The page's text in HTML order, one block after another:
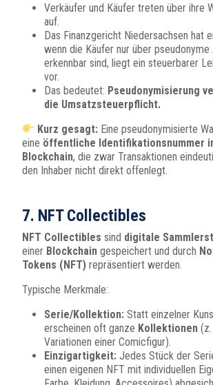
Verkäufer und Käufer treten über ihre
auf.
Das Finanzgericht Niedersachsen hat
wenn die Käufer nur über pseudonyme
erkennbar sind, liegt ein steuerbarer
vor.
Das bedeutet: Pseudonymisierung
die Umsatzsteuerpflicht.
Kurz gesagt: Eine pseudonymisierte
eine öffentliche Identifikationsnummer
Blockchain, die zwar Transaktionen
den Inhaber nicht direkt offenlegt.
7. NFT Collectibles
NFT Collectibles sind digitale
einer Blockchain gespeichert und durch
Tokens (NFT) repräsentiert werden.
Typische Merkmale:
Serie/Kollektion: Statt einzelner
erscheinen oft ganze Kollektionen
Variationen einer Comicfigur).
Einzigartigkeit: Jedes Stück der
einen eigenen NFT mit individuellen